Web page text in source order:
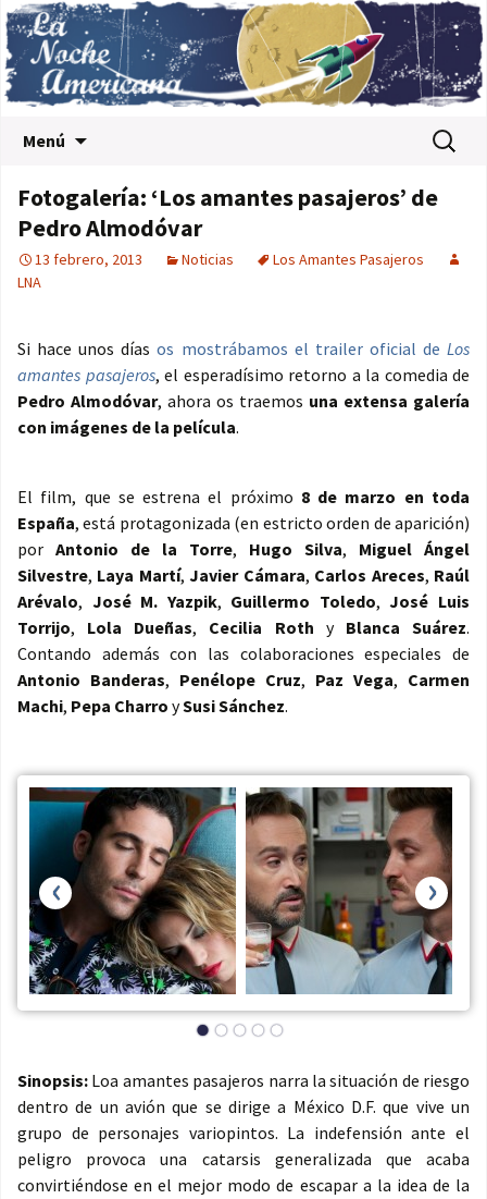
Menú Buscar:
Fotogalería: ‘Los amantes pasajeros’ de
Pedro Almodóvar
13 febrero, 2013 Noticias
Los Amantes Pasajeros
LNA
Si hace unos díasos mostrábamos el trailer oficial deLos
amantes pasajeros, el esperadísimo retorno a la comedia de
Pedro Almodóvar, ahora os traemos una extensa galería
con imágenes de la película.
El film, que se estrena el próximo 8 de marzo en toda
España, está protagonizada (en estricto orden de aparición)
por Antonio de la Torre, Hugo Silva, Miguel Ángel
Silvestre, Laya Martí,Javier Cámara, Carlos Areces, Raúl
Arévalo, José M. Yazpik, Guillermo Toledo,José Luis
Torrijo, Lola Dueñas, Cecilia Roth y Blanca Suárez.
Contando además con las colaboraciones especiales de
Antonio Banderas, Penélope Cruz, Paz Vega, Carmen
Machi, Pepa Charro ySusi Sánchez.
‹ ›
Sinopsis: Loa amantes pasajeros narra la situación de riesgo
dentro de un avión que se dirige a México D.F. que vive un
grupo de personajes variopintos. La indefensión ante el
peligro provoca una catarsis generalizada que acaba
convirtiéndose en el mejor modo de escapar a la idea de la